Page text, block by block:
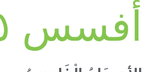
أفسس ٥